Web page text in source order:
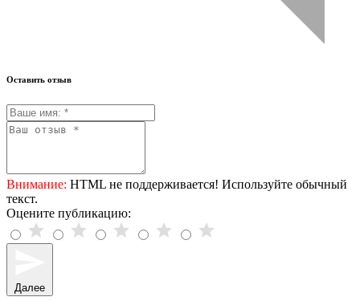
Оставить отзыв
Внимание: HTML не поддерживается! Используйте обычный
текст.
Оцените публикацию:
Далее